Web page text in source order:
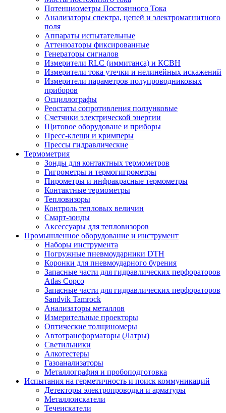
Потенциометры Постоянного Тока
Анализаторы спектра, цепей и электромагнитного
поля
Аппараты испытательные
Аттенюаторы фиксированные
Генераторы сигналов
Измерители RLC (иммитанса) и КСВН
Измерители тока утечки и нелинейных искажений
Измерители параметров полупроводниковых
приборов
Осциллографы
Реостаты сопротивления ползунковые
Счетчики электрической энергии
Щитовое оборудоване и приборы
Пресс-клещи и кримперы
Прессы гидравлические
Термометрия
Зонды для контактных термометров
Гигрометры и термогигрометры
Пирометры и инфракрасные термометры
Контактные термометры
Тепловизоры
Контроль тепловых величин
Смарт-зонды
Аксессуары для тепловизоров
Промышленное оборудование и инструмент
Наборы инструмента
Погружные пневмоударники DTH
Коронки для пневмоударного бурения
Запасные части для гидравлических перфораторов
Atlas Copco
Запасные части для гидравлических перфораторов
Sandvik Tamrock
Анализаторы металлов
Измерительные проекторы
Оптические толщиномеры
Автотрансформаторы (Латры)
Светильники
Алкотестеры
Газоанализаторы
Металлография и пробоподготовка
Испытания на герметичность и поиск коммуникаций
Детекторы электропроводки и арматуры
Металлоискатели
Течеискатели